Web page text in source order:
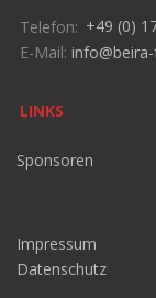
Telefon: +49 (0)
E-Mail:
LINKS
Sponsoren
Impressum
Datenschutz